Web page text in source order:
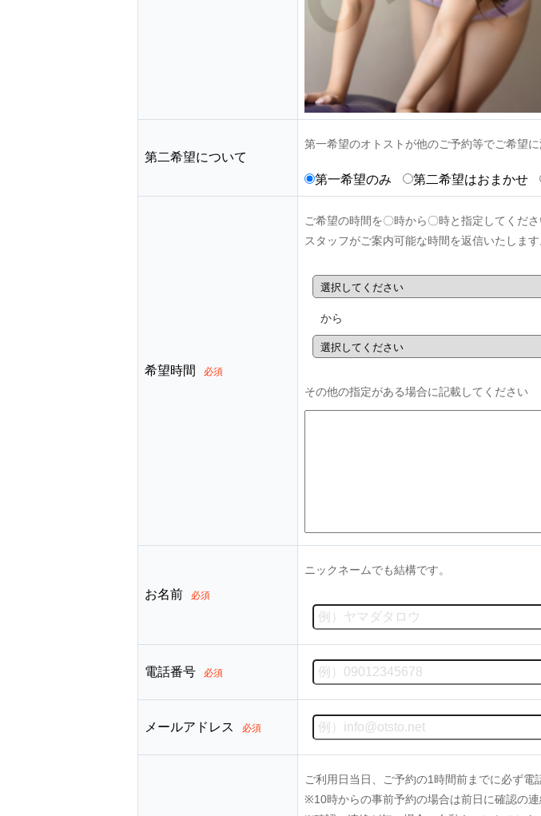
第二希望について
第一希望のオトストが他のご予約等でご希望
第一希望のみ 第二希望はおまかせ
希望時間 必須
ご希望の時間を〇時から〇時と指定してくださ
スタッフがご案内可能な時間を返信いたします
から
その他の指定がある場合に記載してください
お名前 必須
ニックネームでも結構です。
電話番号 必須
メールアドレス 必須
ご利用日当日、ご予約の1時間前までに必ず電
※10時からの事前予約の場合は前日に確認の連